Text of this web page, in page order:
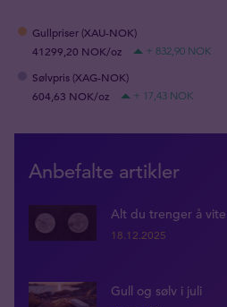
Gullpriser (XAU-NOK)
41299,20 NOK/oz
+ 832,90 NOK
Sølvpris (XAG-NOK)
604,63 NOK/oz
+ 17,43 NOK
Anbefalte artikler
Alt du trenger å
18.12.2025
Gull og sølv i juli